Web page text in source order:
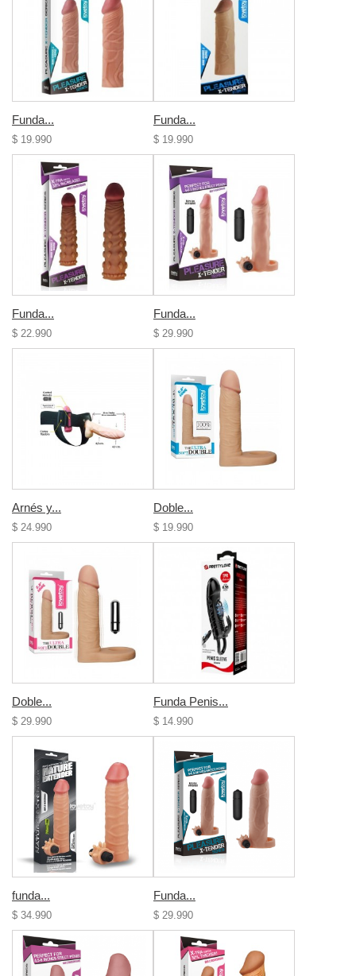
Funda...
$ 19.990
Funda...
$ 19.990
Funda...
$ 22.990
Funda...
$ 29.990
Arnés y...
$ 24.990
Doble...
$ 19.990
Doble...
$ 29.990
Funda Penis...
$ 14.990
funda...
$ 34.990
Funda...
$ 29.990